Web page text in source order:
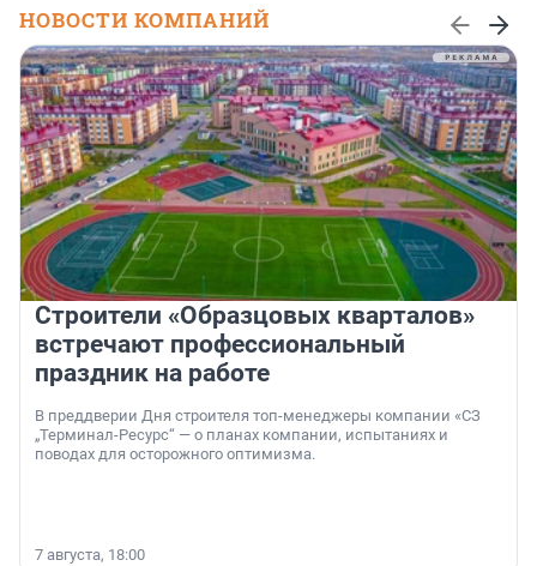
НОВОСТИ КОМПАНИЙ
Строители «Образцовых кварталов»
встречают профессиональный
праздник на работе
В преддверии Дня строителя топ-менеджеры компании «СЗ
„Терминал-Ресурс“ — о планах компании, испытаниях и
поводах для осторожного оптимизма.
7 августа, 18:00